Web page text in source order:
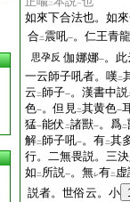
二 一
如來下合法也。如
合二 震吼一。仁王青
思孕反 伽娜娜一。此
一云師子吼者。嘆二
云 二師子一。漢書中説
色一。但見二其黄色一
猛一能伏 二諸獸一。爲二
解二師子吼一。有二其
行。二無畏説。三
如 二 所説一。無レ有二 虚
説者。世俗云。小